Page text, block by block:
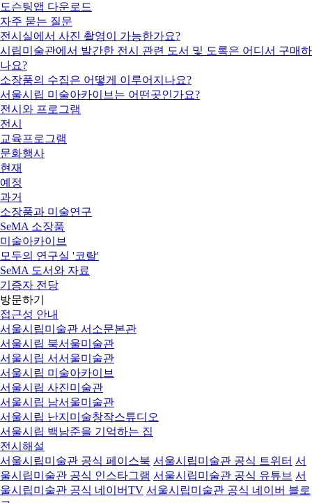
도슨팅앱 다운로드
자주 묻는 질문
전시실에서 사진 촬영이 가능한가요?
시립미술관에서 발간한 전시 관련 도서 및 도록은 어디서 구매하
나요?
소장품의 수집은 어떻게 이루어지나요?
서울시립 미술아카이브는 어떤곳인가요?
전시와 프로그램
전시
교육프로그램
문화행사
현재
예정
과거
소장품과 미술연구
SeMA 소장품
미술아카이브
모두의 연구실 '코랄'
SeMA 도서와 자료
기증자 전당
방문하기
접근성 안내
서울시립미술관 서소문본관
서울시립 북서울미술관
서울시립 서서울미술관
서울시립 미술아카이브
서울시립 사진미술관
서울시립 남서울미술관
서울시립 난지미술창작스튜디오
서울시립 백남준을 기억하는 집
전시해설
서울시립미술관 공식 페이스북 서울시립미술관 공식 트위터 서
울시립미술관 공식 인스타그램 서울시립미술관 공식 유튜브 서
울시립미술관 공식 네이버TV 서울시립미술관 공식 네이버 블로